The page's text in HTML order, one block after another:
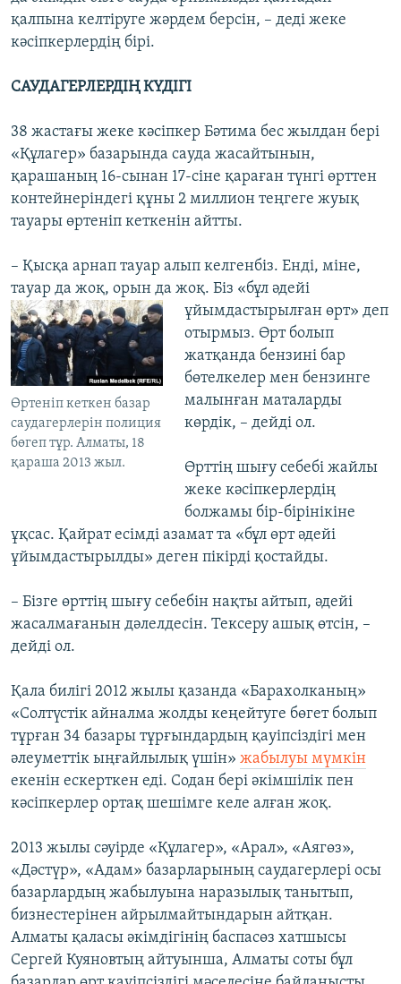
қалпына келтіруге жәрдем берсін, – деді жеке
кәсіпкерлердің бірі.
САУДАГЕРЛЕРДІҢ КҮДІГІ
38 жастағы жеке кәсіпкер Бәтима бес жылдан бері
«Құлагер» базарында сауда жасайтынын,
қарашаның 16-сынан 17-сіне қараған түнгі өрттен
контейнеріндегі құны 2 миллион теңгеге жуық
тауары өртеніп кеткенін айтты.
– Қысқа арнап тауар алып келгенбіз. Енді, міне,
тауар да жоқ, орын да жоқ. Біз
Өртеніп кеткен базар
саудагерлерін полиция
бөгеп тұр. Алматы, 18
қараша 2013 жыл.
«бұл әдейі
ұйымдастырылған өрт» деп
отырмыз. Өрт болып
жатқанда бензині бар
бөтелкелер мен бензинге
малынған маталарды
көрдік, – дейді ол.
Өрттің шығу себебі жайлы
жеке кәсіпкерлердің
болжамы бір-бірінікіне
ұқсас. Қайрат есімді азамат та «бұл өрт әдейі
ұйымдастырылды» деген пікірді қостайды.
– Бізге өрттің шығу себебін нақты айтып, әдейі
жасалмағанын дәлелдесін. Тексеру ашық өтсін, –
дейді ол.
Қала билігі 2012 жылы қазанда «Барахолканың»
«Солтүстік айналма жолды кеңейтуге бөгет болып
тұрған 34 базары тұрғындардың қауіпсіздігі мен
әлеуметтік ыңғайлылық үшін» жабылуы мүмкін
екенін ескерткен еді. Содан бері әкімшілік пен
кәсіпкерлер ортақ шешімге келе алған жоқ.
2013 жылы сәуірде «Құлагер», «Арал», «Аягөз»,
«Дәстүр», «Адам» базарларының саудагерлері осы
базарлардың жабылуына наразылық танытып,
бизнестерінен айрылмайтындарын айтқан.
Алматы қаласы әкімдігінің баспасөз хатшысы
Сергей Куяновтың айтуынша, Алматы соты бұл